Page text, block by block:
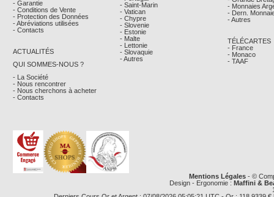
- Garantie
- Conditions de Vente
- Protection des Données
- Abréviations utilisées
- Contacts
ACTUALITÉS
QUI SOMMES-NOUS ?
- La Société
- Nous rencontrer
- Nous cherchons à acheter
- Contacts
- Saint-Marin
- Vatican
- Chypre
- Slovenie
- Estonie
- Malte
- Lettonie
- Slovaquie
- Autres
- Monnaies
- Dern.
- Autres
TÉLÉCARTES
- France
- Monaco
- TAAF
Mentions Légales- ©
Design - Ergonomie : Maffini &